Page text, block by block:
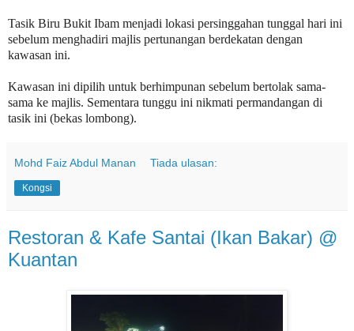
Tasik Biru Bukit Ibam menjadi lokasi persinggahan tunggal hari ini
sebelum menghadiri majlis pertunangan berdekatan dengan
kawasan ini.
Kawasan ini dipilih untuk berhimpunan sebelum bertolak sama-
sama ke majlis. Sementara tunggu ini nikmati permandangan di
tasik ini (bekas lombong).
Mohd Faiz Abdul Manan Tiada ulasan:
Kongsi
Restoran & Kafe Santai (Ikan Bakar) @
Kuantan